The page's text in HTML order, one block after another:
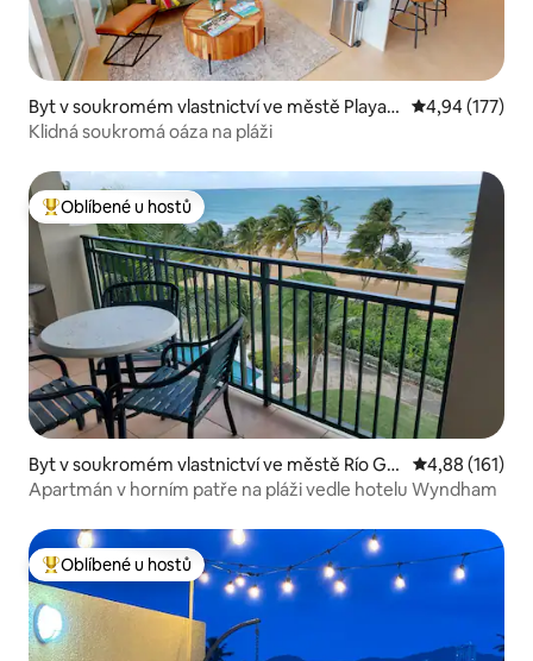
Byt v soukromém vlastnictví ve městě Playa F
ortuna
Průměrné
4,94 (177)
Klidná soukromá oáza na pláži
Nejlepší v kategorii Oblíbené u hostů
Oblíbené u hostů
Byt v soukromém vlastnictví ve městě Río Gra
nde
Průměrné
4,88 (161)
Apartmán v horním patře na pláži vedle hotelu Wyndham
Nejlepší v kategorii Oblíbené u hostů
Oblíbené u hostů